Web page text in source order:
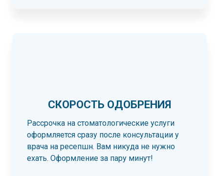
СКОРОСТЬ ОДОБРЕНИЯ
Рассрочка на стоматологические услуги
оформляется сразу после консультации у
врача на ресепшн. Вам никуда не нужно
ехать. Оформление за пару минут!